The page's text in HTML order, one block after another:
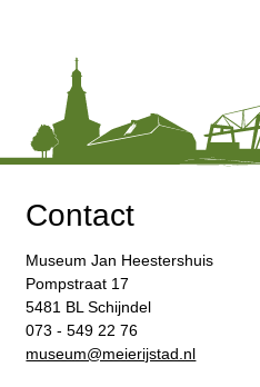
Contact
Museum Jan Heestershuis
Pompstraat 17
5481 BL Schijndel
073 - 549 22 76
​museum@meierijstad.nl